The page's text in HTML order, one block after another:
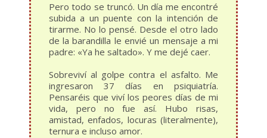
Pero todo se truncó. Un día me encontré
subida a un puente con la intención de
tirarme. No lo pensé. Desde el otro lado
de la barandilla le envié un mensaje a mi
padre: «Ya he saltado». Y me dejé caer.
Sobreviví al golpe contra el asfalto. Me
ingresaron 37 días en psiquiatría.
Pensaréis que viví los peores días de mi
vida, pero no fue así. Hubo risas,
amistad, enfados, locuras (literalmente),
ternura e incluso amor.